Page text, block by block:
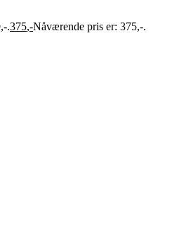
.375,-Nåværende pris er: 375,-.